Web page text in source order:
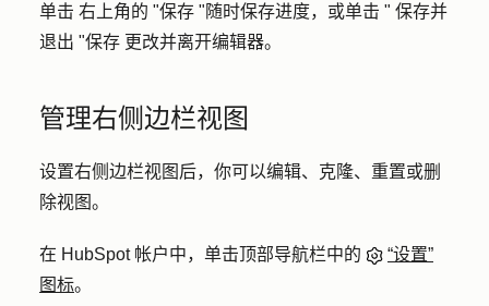
单击 右上角的 "保存 "随时保存进度，或单击 " 保存并
退出 "保存 更改并离开编辑器。
管理右侧边栏视图
设置右侧边栏视图后，你可以编辑、克隆、重置或删
除视图。
在 HubSpot 帐户中，单击顶部导航栏中的
“设置”
图标。